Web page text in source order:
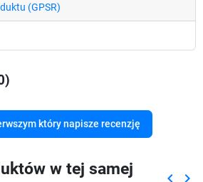
(GPSR)
który napisze recenzję
w tej samej
keyboard_arrow_left keyboard_arrow_right